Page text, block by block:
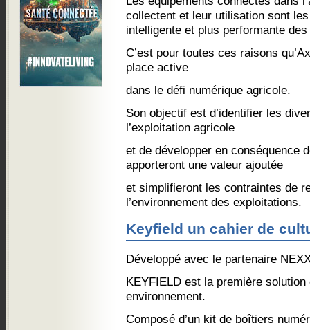
collectent et leur utilisation sont
intelligente et plus performante
C’est pour toutes ces raisons
place active
dans le défi numérique agricole.
Son objectif est d’identifier les
l’exploitation agricole
et de développer en conséquence
apporteront une valeur ajoutée
et simplifieront les contraintes de
l’environnement des exploitations.
Keyfield un cahier de
Développé avec le partenaire
KEYFIELD est la première
environnement.
Composé d’un kit de boîtiers